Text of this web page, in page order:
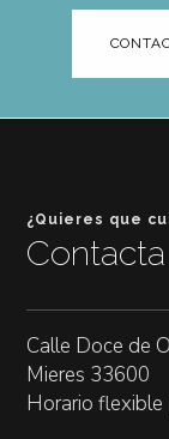
¿Quieres que
Calle Doce de
Mieres 33600
Horario flexible